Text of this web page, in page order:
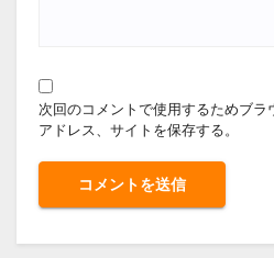
次回のコメントで使用するためブ
アドレス、サイトを保存する。